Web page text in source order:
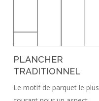
PLANCHER
TRADITIONNEL
Le motif de parquet le plus